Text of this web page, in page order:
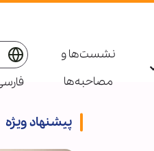
نشست‌ها و
مصاحبه‌ها
پیشنهاد ویژه